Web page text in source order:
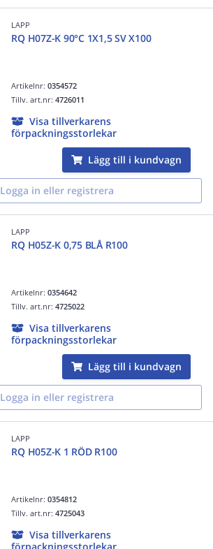
LAPP
RQ H07Z-K 90°C 1X1,5 SV X100
Artikelnr:0354572
Tillv. art.nr:4726011
Visa tillverkarens
förpackningsstorlekar
Lägg till i kundvagn
Logga in eller registrera
LAPP
RQ H05Z-K 0,75 BLÅ R100
Artikelnr:0354642
Tillv. art.nr:4725022
Visa tillverkarens
förpackningsstorlekar
Lägg till i kundvagn
Logga in eller registrera
LAPP
RQ H05Z-K 1 RÖD R100
Artikelnr:0354812
Tillv. art.nr:4725043
Visa tillverkarens